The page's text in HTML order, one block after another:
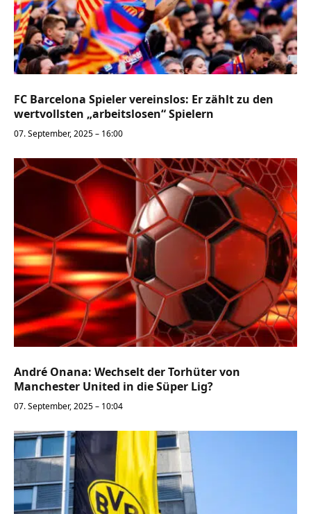
FC Barcelona Spieler vereinslos: Er zählt zu den
wertvollsten „arbeitslosen“ Spielern
07. September, 2025 – 16:00
André Onana: Wechselt der Torhüter von
Manchester United in die Süper Lig?
07. September, 2025 – 10:04